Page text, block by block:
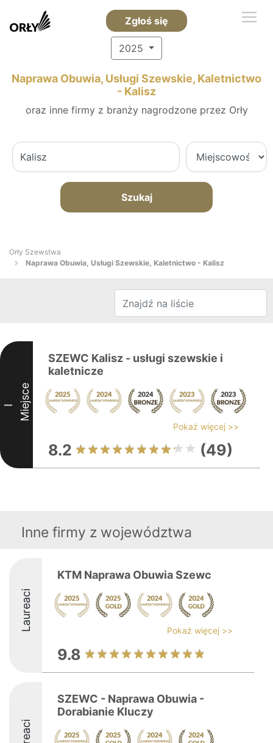
Zgłoś się
2025
Naprawa Obuwia, Usługi Szewskie, Kaletnictwo
- Kalisz
oraz inne firmy z branży nagrodzone przez Orły
Szukaj
Orły Szewstwa
Naprawa Obuwia, Usługi Szewskie, Kaletnictwo - Kalisz
I Miejsce
SZEWC Kalisz - usługi szewskie i
kaletnicze
Pokaż więcej >>
8.2 (49)
Inne firmy z województwa
Laureaci
KTM Naprawa Obuwia Szewc
Pokaż więcej >>
9.8
SZEWC - Naprawa Obuwia -
Dorabianie Kluczy